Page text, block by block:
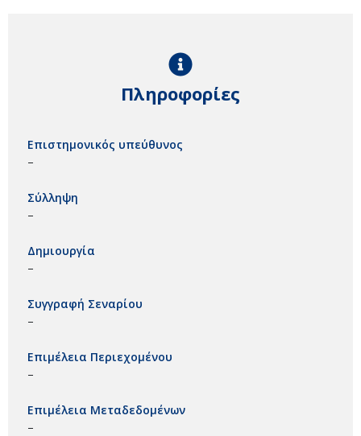
Πληροφορίες
Επιστημονικός υπεύθυνος
–
Σύλληψη
–
Δημιουργία
–
Συγγραφή Σεναρίου
–
Επιμέλεια Περιεχομένου
–
Επιμέλεια Μεταδεδομένων
–